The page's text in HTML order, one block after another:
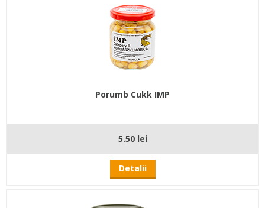
Porumb Cukk IMP
5.50 lei
Detalii